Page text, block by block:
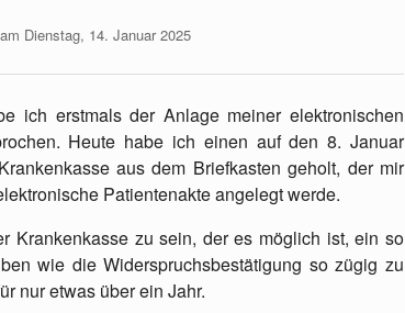
am Dienstag, 14. Januar 2025
ich erstmals der Anlage meiner elektronischen
Heute habe ich einen auf den 8. Januar
aus dem Briefkasten geholt, der mir
Patientenakte angelegt werde.
Krankenkasse zu sein, der es möglich ist, ein so
wie die Widerspruchsbestätigung so zügig zu
nur etwas über ein Jahr.